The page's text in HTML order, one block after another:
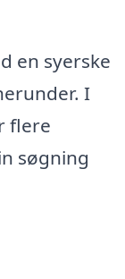
en syerske
I
flere
søgning